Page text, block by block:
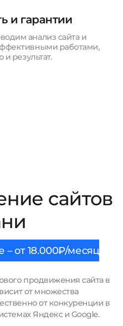
и гарантии
анализ сайта и
работами,
и результат.
сайтов
от 18.000₽/месяц
продвижения сайта в
от множества
от конкуренции в
Яндекс и Google.